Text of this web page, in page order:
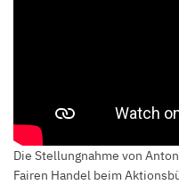
Die Stellungnahme von
Fairen Handel beim